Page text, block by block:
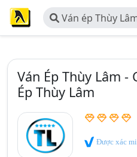
Ván ép Thùy
Ván ép Thùy Lâm
Ván Ép Thùy Lâm -
Ép Thùy Lâm
Được xác